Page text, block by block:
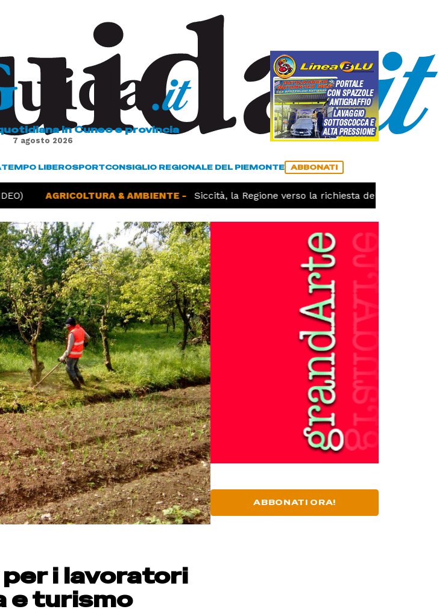
in Cuneo e provincia
7 agosto 2026
TEMPO LIBEROSPORTCONSIGLIO REGIONALE DEL PIEMONTE ABBONATI
AGRICOLTURA & AMBIENTE - Siccità, la Regione verso la richiesta dello stato di
i lavoratori
e turismo
ABBONATI ORA!